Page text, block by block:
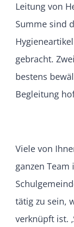
Leitung von
Summe sind
gebracht.
bestens
Begleitung
Viele von
ganzen
tätig zu sein,
verknüpft ist.